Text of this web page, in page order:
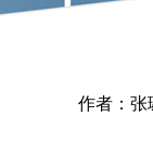
作者：张